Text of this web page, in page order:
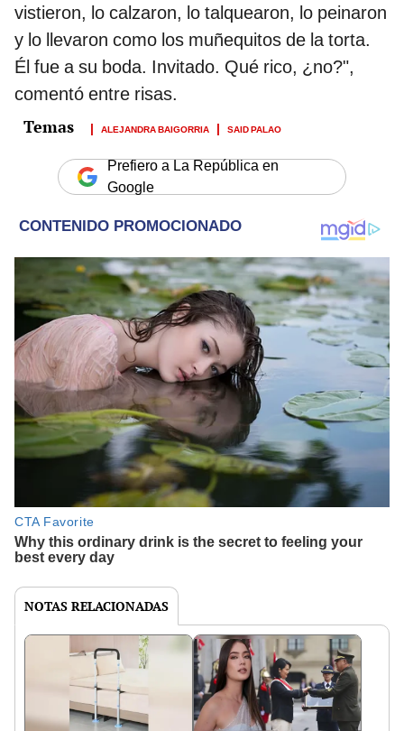
vistieron, lo calzaron, lo talquearon, lo peinaron
y lo llevaron como los muñequitos de la torta.
Él fue a su boda. Invitado. Qué rico, ¿no?",
comentó entre risas.
ALEJANDRA BAIGORRIA SAID PALAO
Prefiero a La República en
Google
NOTAS RELACIONADAS